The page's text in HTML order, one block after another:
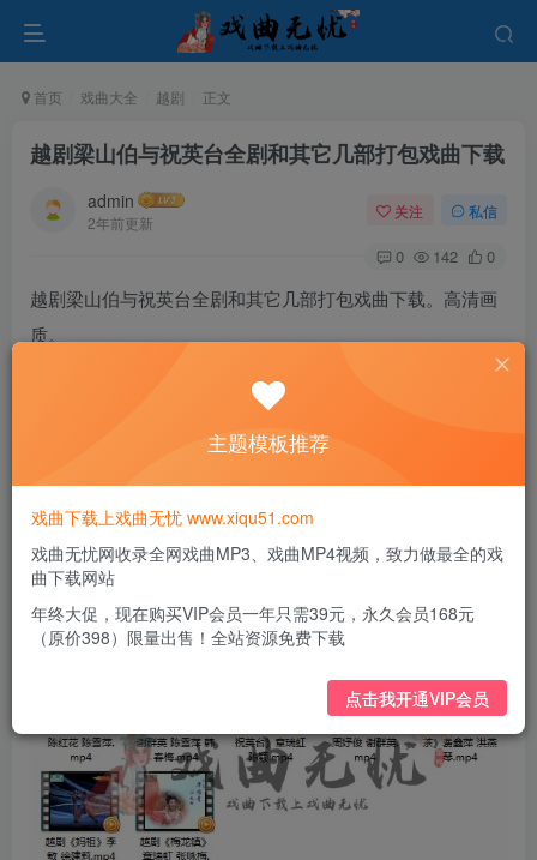
首页 戏曲大全 越剧 正文
越剧梁山伯与祝英台全剧和其它几部打包戏曲下载
admin
2年前更新
关注 私信
0 142 0
越剧梁山伯与祝英台全剧和其它几部打包戏曲下载。高清画
质。
越剧《妈祖》李敏 徐建莉.mp4
越剧《梁山伯与祝英台》章瑞虹 陈颖.mp4
越剧《莲花湖》谢群英 陈雪萍 韩春梅.mp4
越剧《陆羽问茶》费鑫萍 洪燕琴.mp4
主题模板推荐
戏曲下载上戏曲无忧 www.xiqu51.com
戏曲无忧网收录全网戏曲MP3、戏曲MP4视频，致力做最全的戏
曲下载网站
年终大促，现在购买VIP会员一年只需39元，永久会员168元
（原价398）限量出售！全站资源免费下载
点击我开通VIP会员